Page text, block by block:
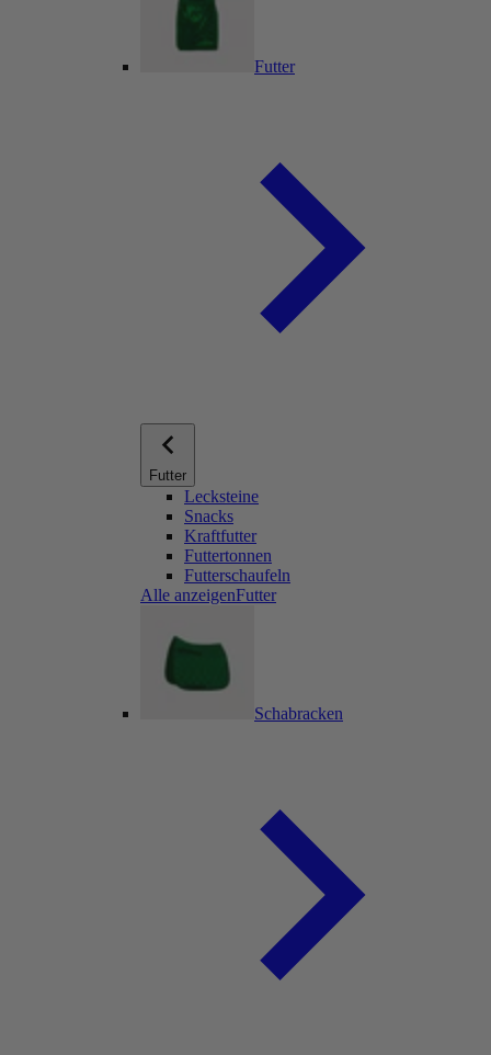
Futter
Futter
Lecksteine
Snacks
Kraftfutter
Futtertonnen
Futterschaufeln
Alle anzeigenFutter
Schabracken